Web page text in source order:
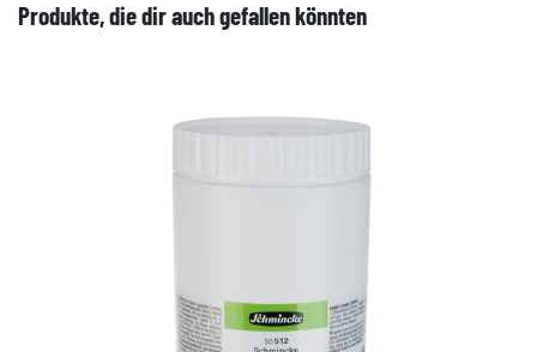
Produkte, die dir auch gefallen könnten